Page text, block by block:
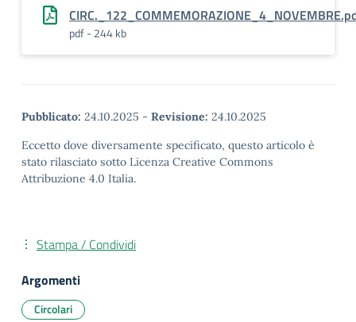
pdf - 244 kb
Pubblicato: 24.10.2025 - Revisione: 24.10.2025
Eccetto dove diversamente specificato, questo articolo è
stato rilasciato sotto Licenza Creative Commons
Attribuzione 4.0 Italia.
Stampa / Condividi
Argomenti
Circolari